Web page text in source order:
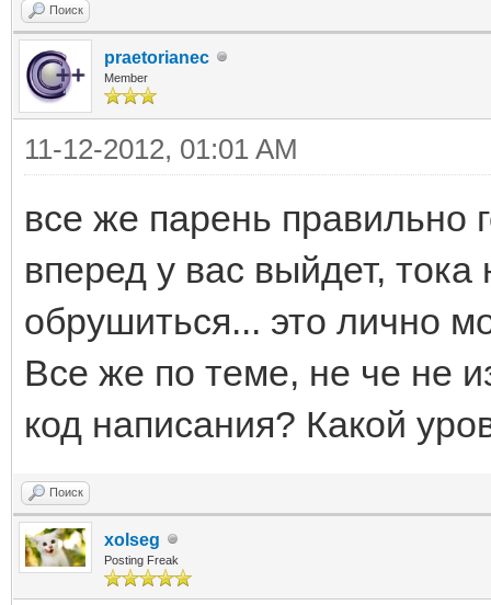
Поиск
praetorianec
Member
11-12-2012, 01:01 AM
все же парень правильно
вперед у вас выйдет, тока
обрушиться... это лично
Все же по теме, не че не
код написания? Какой
Поиск
xolseg
Posting Freak